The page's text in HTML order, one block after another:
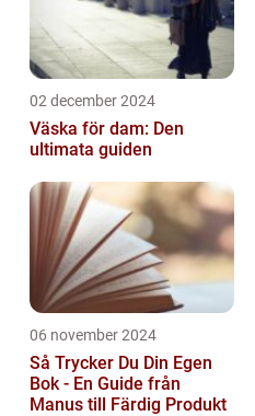
02 december 2024
Väska för dam: Den
ultimata guiden
06 november 2024
Så Trycker Du Din Egen
Bok - En Guide från
Manus till Färdig Produkt